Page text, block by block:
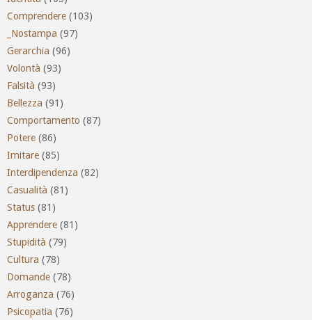
Comprendere (103)
_Nostampa (97)
Gerarchia (96)
Volontà (93)
Falsità (93)
Bellezza (91)
Comportamento (87)
Potere (86)
Imitare (85)
Interdipendenza (82)
Casualità (81)
Status (81)
Apprendere (81)
Stupidità (79)
Cultura (78)
Domande (78)
Arroganza (76)
Psicopatia (76)